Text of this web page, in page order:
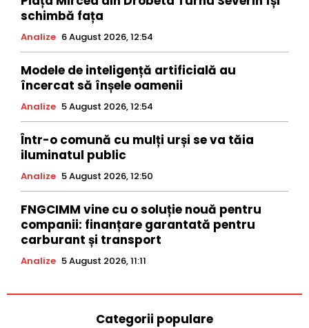
schimbă fața
Analize 6 August 2026, 12:54
Modele de inteligență artificială au
încercat să înșele oamenii
Analize 5 August 2026, 12:54
Într-o comună cu mulți urși se va tăia
iluminatul public
Analize 5 August 2026, 12:50
FNGCIMM vine cu o soluție nouă pentru
companii: finanțare garantată pentru
carburant și transport
Analize 5 August 2026, 11:11
Categorii populare